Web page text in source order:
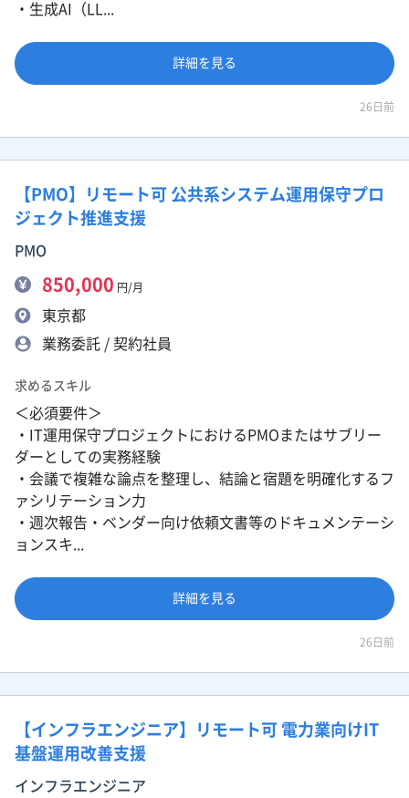
・生成AI（LL...
詳細を見る
26日前
【PMO】リモート可 公共系システム運用保守プロ
ジェクト推進支援
PMO
850,000 円/月
東京都
業務委託 / 契約社員
求めるスキル
＜必須要件＞
・IT運用保守プロジェクトにおけるPMOまたはサブリー
ダーとしての実務経験
・会議で複雑な論点を整理し、結論と宿題を明確化するフ
ァシリテーション力
・週次報告・ベンダー向け依頼文書等のドキュメンテーシ
ョンスキ...
詳細を見る
26日前
【インフラエンジニア】リモート可 電力業向けIT
基盤運用改善支援
インフラエンジニア